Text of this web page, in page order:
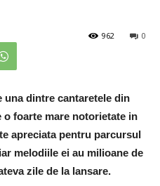
0
962
una dintre cantaretele din
o foarte mare notorietate in
apreciata pentru parcursul
melodiile ei au milioane de
zile de la lansare.